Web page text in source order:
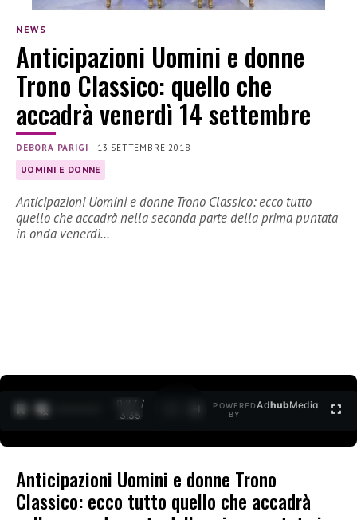
NEWS
Anticipazioni Uomini e donne
Trono Classico: quello che
accadrà venerdì 14 settembre
DEBORA PARIGI | 13 SETTEMBRE 2018
UOMINI E DONNE
Anticipazioni Uomini e donne Trono Classico: ecco tutto
quello che accadrà nella seconda parte della prima puntata
in onda venerdì…
0:27 /
3:35
POWERED
BY
AdhubMedia
Anticipazioni Uomini e donne Trono
Classico: ecco tutto quello che accadrà